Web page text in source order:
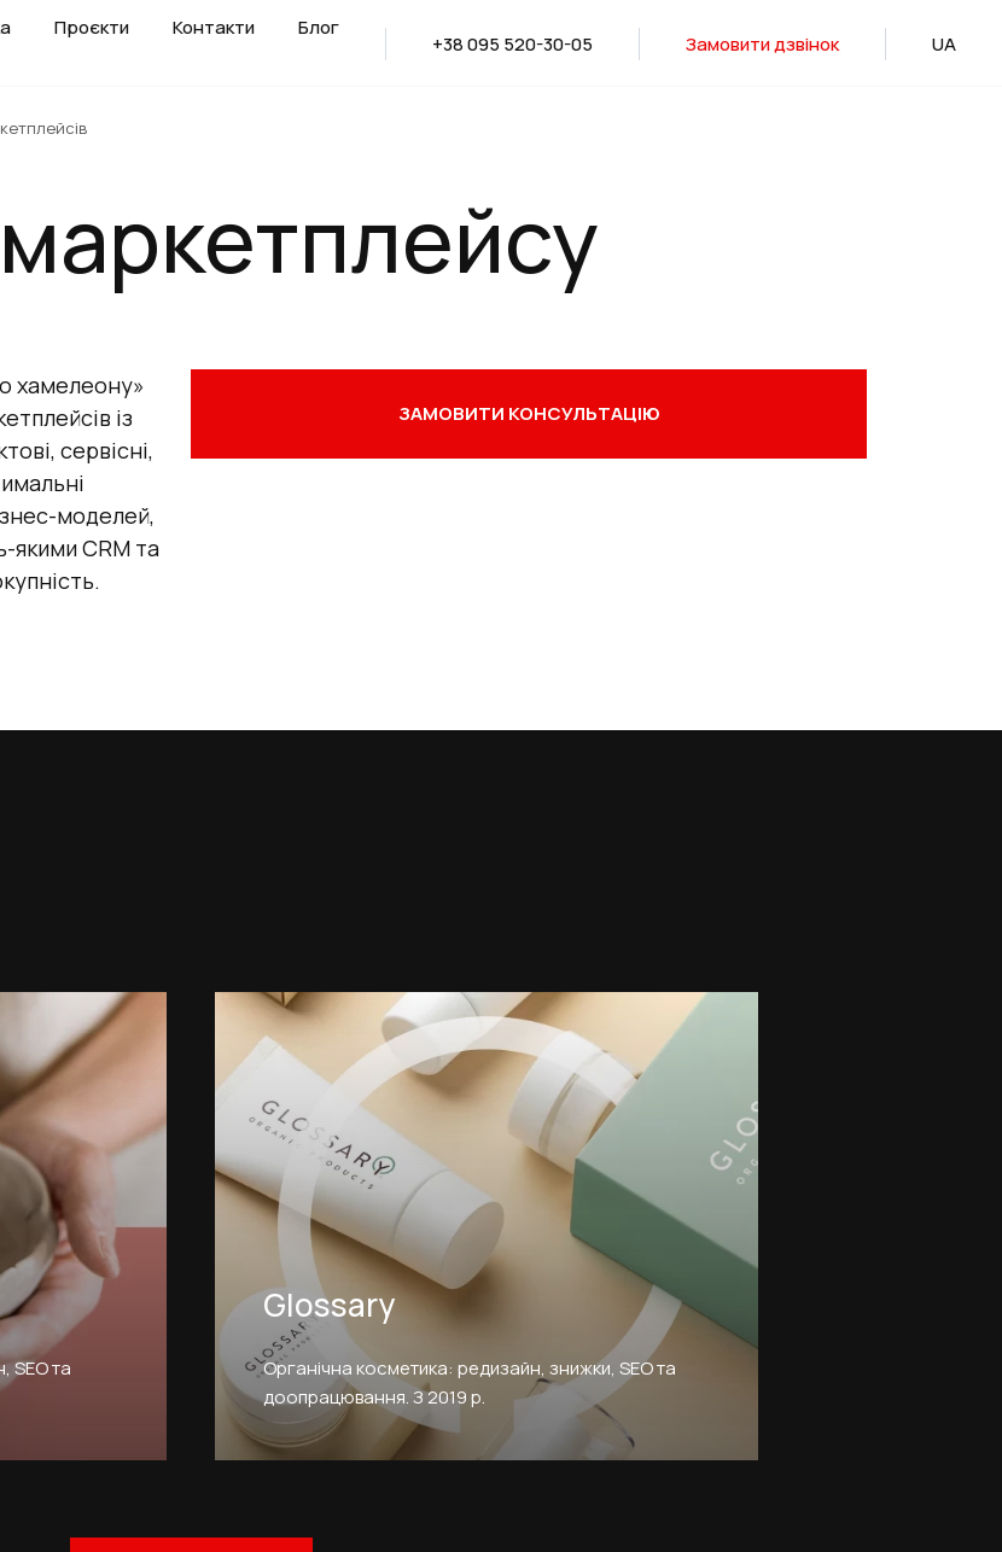
Проєкти Контакти Блог
+38 095 520-30-05 Замовити дзвінок UA
хамелеону»
із
сервісні,
моделей,
якими CRM та
ЗАМОВИТИ КОНСУЛЬТАЦІЮ
SEO та
Glossary
Органічна косметика: редизайн, знижки, SEO та
доопрацювання. З 2019 р.